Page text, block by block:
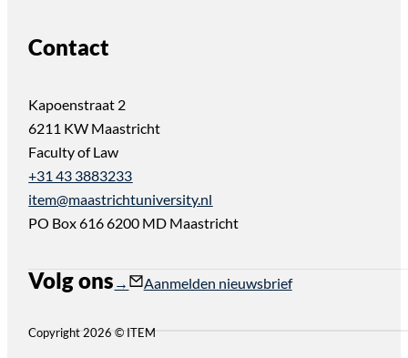
Contact
Kapoenstraat 2
6211 KW Maastricht
Faculty of Law
+31 43 3883233
item@maastrichtuniversity.nl
PO Box 616 6200 MD Maastricht
Volg ons Follow us on Instagram
Follow us on YouTube
Aanmelden nieuwsbrief
Copyright 2026 © ITEM